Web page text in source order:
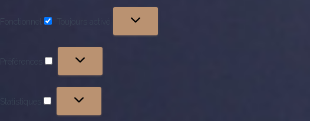
Préférences
Statistiques